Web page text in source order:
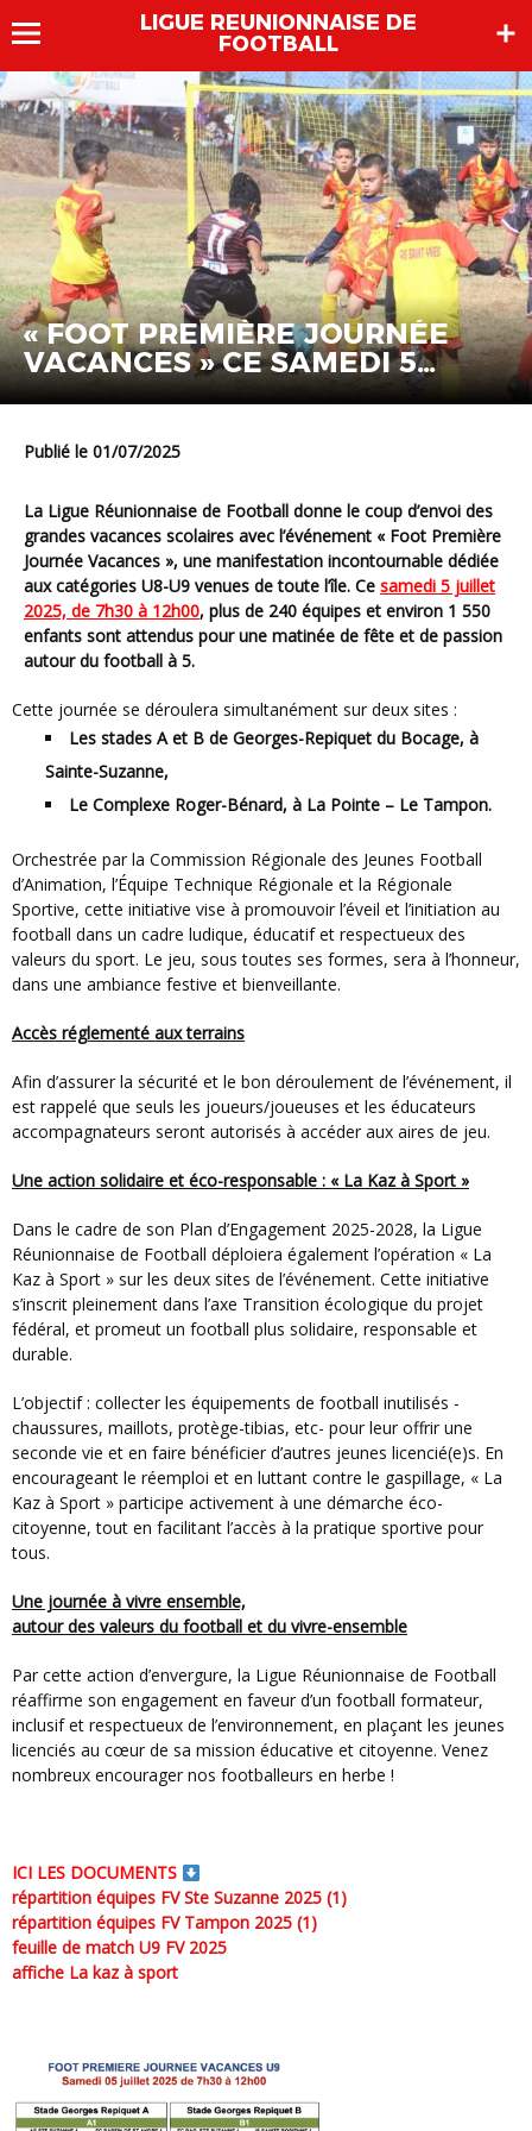
LIGUE REUNIONNAISE DE
FOOTBALL
« FOOT PREMIÈRE JOURNÉE
VACANCES » CE SAMEDI 5
JUILLET
Publié le 01/07/2025
La Ligue Réunionnaise de Football donne le coup d’envoi des
grandes vacances scolaires avec l’événement « Foot Première
Journée Vacances », une manifestation incontournable dédiée
aux catégories U8-U9 venues de toute l’île. Ce samedi 5 juillet
2025, de 7h30 à 12h00, plus de 240 équipes et environ 1 550
enfants sont attendus pour une matinée de fête et de passion
autour du football à 5.
Cette journée se déroulera simultanément sur deux sites :
Les stades A et B de Georges-Repiquet du Bocage, à
Sainte-Suzanne,
Le Complexe Roger-Bénard, à La Pointe – Le Tampon.
Orchestrée par la Commission Régionale des Jeunes Football
d’Animation, l’Équipe Technique Régionale et la Régionale
Sportive, cette initiative vise à promouvoir l’éveil et l’initiation au
football dans un cadre ludique, éducatif et respectueux des
valeurs du sport. Le jeu, sous toutes ses formes, sera à l’honneur,
dans une ambiance festive et bienveillante.
Accès réglementé aux terrains
Afin d’assurer la sécurité et le bon déroulement de l’événement, il
est rappelé que seuls les joueurs/joueuses et les éducateurs
accompagnateurs seront autorisés à accéder aux aires de jeu.
Une action solidaire et éco-responsable : « La Kaz à Sport »
Dans le cadre de son Plan d’Engagement 2025-2028, la Ligue
Réunionnaise de Football déploiera également l’opération « La
Kaz à Sport » sur les deux sites de l’événement. Cette initiative
s’inscrit pleinement dans l’axe Transition écologique du projet
fédéral, et promeut un football plus solidaire, responsable et
durable.
L’objectif : collecter les équipements de football inutilisés -
chaussures, maillots, protège-tibias, etc- pour leur offrir une
seconde vie et en faire bénéficier d’autres jeunes licencié(e)s. En
encourageant le réemploi et en luttant contre le gaspillage, « La
Kaz à Sport » participe activement à une démarche éco-
citoyenne, tout en facilitant l’accès à la pratique sportive pour
tous.
Une journée à vivre ensemble,
autour des valeurs du football et du vivre-ensemble
Par cette action d’envergure, la Ligue Réunionnaise de Football
réaffirme son engagement en faveur d’un football formateur,
inclusif et respectueux de l’environnement, en plaçant les jeunes
licenciés au cœur de sa mission éducative et citoyenne. Venez
nombreux encourager nos footballeurs en herbe !
ICI LES DOCUMENTS
répartition équipes FV Ste Suzanne 2025 (1)
répartition équipes FV Tampon 2025 (1)
feuille de match U9 FV 2025
affiche La kaz à sport